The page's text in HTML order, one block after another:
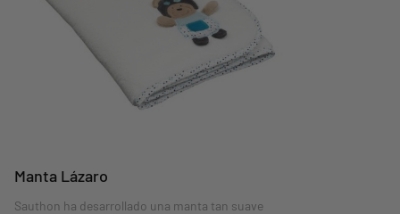
Manta Lázaro
Sauthon ha desarrollado una manta tan suave